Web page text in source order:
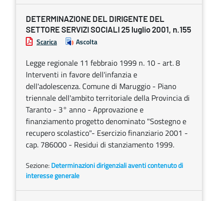
DETERMINAZIONE DEL DIRIGENTE DEL
SETTORE SERVIZI SOCIALI 25 luglio 2001, n.155
Scarica Ascolta
Legge regionale 11 febbraio 1999 n. 10 - art. 8
Interventi in favore dell'infanzia e
dell'adolescenza. Comune di Maruggio - Piano
triennale dell'ambito territoriale della Provincia di
Taranto - 3° anno - Approvazione e
finanziamento progetto denominato "Sostegno e
recupero scolastico"- Esercizio finanziario 2001 -
cap. 786000 - Residui di stanziamento 1999.
Sezione: Determinazioni dirigenziali aventi contenuto di
interesse generale